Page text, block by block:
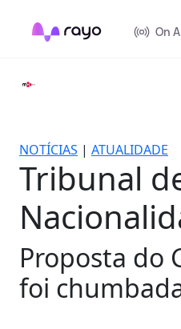
On
NOTÍCIAS | ATUALIDADE
Tribunal
Proposta do
foi